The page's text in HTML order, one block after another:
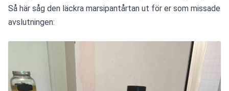
Så här såg den läckra marsipantårtan ut för er som missade
avslutningen: